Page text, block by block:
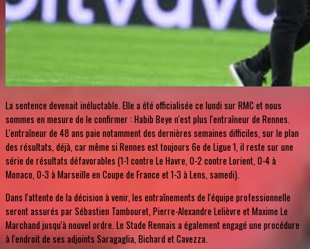
La sentence devenait inéluctable. Elle a été officialisée ce lundi sur RMC et nous
sommes en mesure de le confirmer : Habib Beye n'est plus l'entraîneur de Rennes.
L'entraîneur de 48 ans paie notamment des dernières semaines difficiles, sur le plan
des résultats, déjà, car même si Rennes est toujours 6e de Ligue 1, il reste sur une
série de résultats défavorables (1-1 contre Le Havre, 0-2 contre Lorient, 0-4 à
Monaco, 0-3 à Marseille en Coupe de France et 1-3 à Lens, samedi).
Dans l'attente de la décision à venir, les entraînements de l'équipe professionnelle
seront assurés par Sébastien Tambouret, Pierre-Alexandre Lelièvre et Maxime Le
Marchand jusqu'à nouvel ordre. Le Stade Rennais a également engagé une procédure
à l'endroit de ses adjoints Saragaglia, Bichard et Cavezza.